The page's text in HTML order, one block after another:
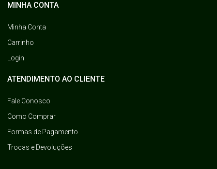
MINHA CONTA
Minha Conta
Carrinho
Login
ATENDIMENTO AO CLIENTE
Fale Conosco
Como Comprar
Formas de Pagamento
Trocas e Devoluções